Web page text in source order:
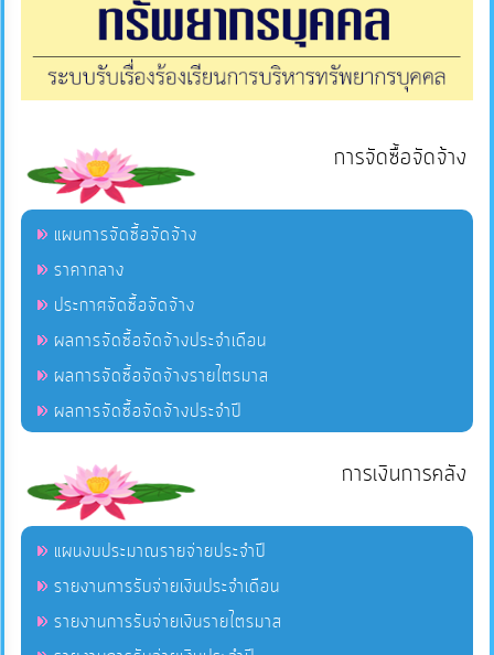
ข้อมูล
ติดต่อ
การจัดซื้อจัดจ้าง
แผนการจัดซื้อจัดจ้าง
ราคากลาง
ประกาศจัดซื้อจัดจ้าง
ผลการจัดซื้อจัดจ้างประจำเดือน
ผลการจัดซื้อจัดจ้างรายไตรมาส
ผลการจัดซื้อจัดจ้างประจำปี
การเงินการคลัง
แผนงบประมาณรายจ่ายประจำปี
รายงานการรับจ่ายเงินประจำเดือน
รายงานการรับจ่ายเงินรายไตรมาส